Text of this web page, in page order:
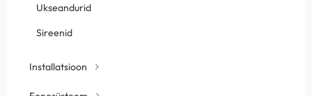
Ukseandurid
Sireenid
Installatsioon